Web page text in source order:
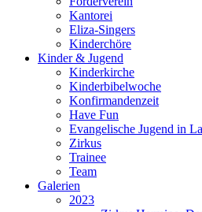
Kantorei
Eliza-Singers
Kinderchöre
Kinder & Jugend
Kinderkirche
Kinderbibelwoche
Konfirmandenzeit
Have Fun
Evangelische Jugend in
Zirkus
Trainee
Team
Galerien
2023